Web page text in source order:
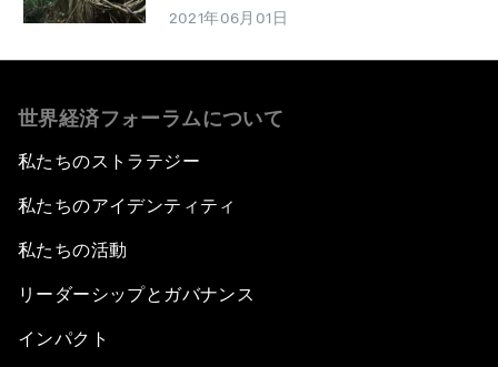
2021年06月01日
世界経済フォーラムについて
私たちのストラテジー
私たちのアイデンティティ
私たちの活動
リーダーシップとガバナンス
インパクト